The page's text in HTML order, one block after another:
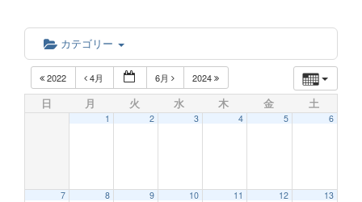
カテゴリー
2022 4月 6月 2024
日 月 火 水 木 金 土
1 2 3 4 5 6
7 8 9 10 11 12 13